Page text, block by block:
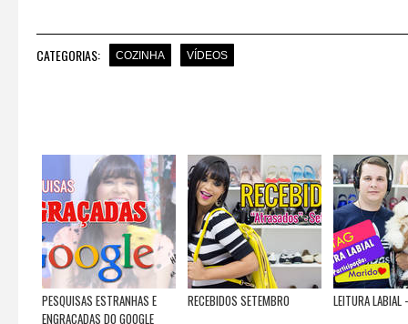
CATEGORIAS: COZINHA VÍDEOS
PESQUISAS ESTRANHAS E
ENGRAÇADAS DO GOOGLE
RECEBIDOS SETEMBRO LEITURA LABIAL